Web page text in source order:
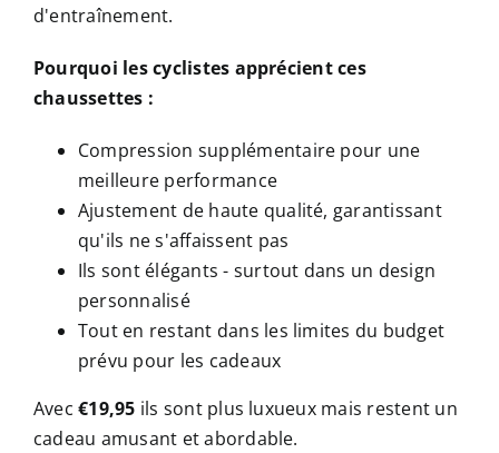
d'entraînement.
Pourquoi les cyclistes apprécient ces
chaussettes :
Compression supplémentaire pour une
meilleure performance
Ajustement de haute qualité, garantissant
qu'ils ne s'affaissent pas
Ils sont élégants - surtout dans un design
personnalisé
Tout en restant dans les limites du budget
prévu pour les cadeaux
Avec€19,95 ils sont plus luxueux mais restent un
cadeau amusant et abordable.